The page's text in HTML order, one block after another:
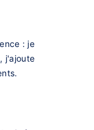
: je
j'ajoute